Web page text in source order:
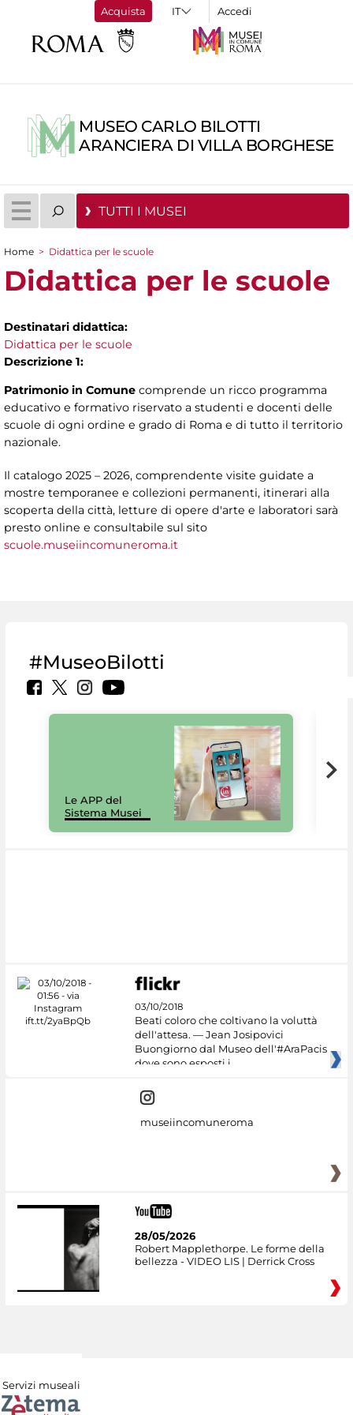
Acquista Accedi
MUSEO CARLO BILOTTI
ARANCIERA DI VILLA BORGHESE
TUTTI I MUSEI
Tu sei qui
Home > Didattica per le scuole
Didattica per le scuole
Destinatari didattica:
Didattica per le scuole
Descrizione 1:
Patrimonio in Comune comprende un ricco programma
educativo e formativo riservato a studenti e docenti delle
scuole di ogni ordine e grado di Roma e di tutto il territorio
nazionale.
Il catalogo 2025 – 2026, comprendente visite guidate a
mostre temporanee e collezioni permanenti, itinerari alla
scoperta della città, letture di opere d'arte e laboratori sarà
presto online e consultabile sul sito
scuole.museiincomuneroma.it
#MuseoBilotti
Le APP del
Sistema Musei
03/10/2018
Beati coloro che coltivano la voluttà
dell'attesa. — Jean Josipovici
Buongiorno dal Museo dell'#AraPacis
dove sono esposti i
museiincomuneroma
28/05/2026
Robert Mapplethorpe. Le forme della
bellezza - VIDEO LIS | Derrick Cross
Servizi museali